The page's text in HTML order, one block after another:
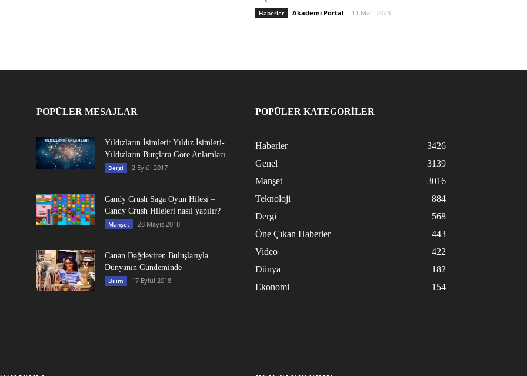
Haberler Akademi Portal - 11 Mart 2023
POPÜLER MESAJLAR
Yıldızların İsimleri: Yıldız İsimleri-
Yıldızların Burçlara Göre Anlamları
Dergi 2 Eylül 2017
Candy Crush Saga Oyun Hilesi –
Candy Crush Hileleri nasıl yapılır?
Manşet 28 Mayıs 2018
Canan Dağdeviren Buluşlarıyla
Dünyanın Gündeminde
Bilim 17 Eylül 2018
POPÜLER KATEGORİLER
Haberler
3426
Genel
3139
Manşet
3016
Teknoloji
884
Dergi
568
Öne Çıkan Haberler
443
Video
422
Dünya
182
Ekonomi
154